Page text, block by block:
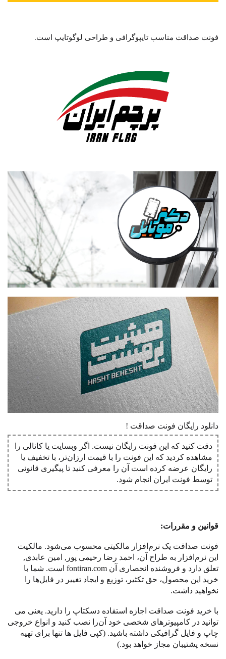
فونت صداقت مناسب تایپوگرافی و طراحی لوگوتایپ است.
دانلود رایگان فونت صداقت !
دقت کنید که این فونت رایگان نیست. اگر وبسایت یا کانالی را
مشاهده کردید که این فونت را با قیمت ارزان‌تر، با تخفیف یا
رایگان عرضه کرده است آن را معرفی کنید تا پیگیری قانونی
توسط فونت ‌ایران انجام شود.
قوانین و مقررات:
‌فونت صداقت یک نرم افزار مالکیتی محسوب میشود. مالکیت
این نرم افزار به طراح آن، احمد رضا رحیمی پور, امین عابدی,
تعلق دارد و فروشنده انحصاری آن fontiran.com است. شما با
خرید این محصول، حق تکثیر، توزیع و ایجاد تغییر در فایلها را
نخواهید داشت.
با خرید ‌فونت صداقت اجازه استفاده دسکتاپ را دارید. یعنی می
توانید در کامپیوترهای شخصی خود آنرا نصب کنید و انواع خروجی
چاپ و فایل گرافیکی داشته باشید. (کپی فایل ها تنها برای تهیه
نسخه پشتیبان مجاز خواهد بود.)